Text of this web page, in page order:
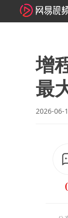
增
最
2026-06-